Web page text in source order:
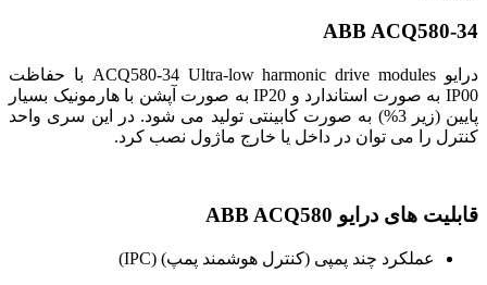
ABB ACQ580-34
درایو ACQ580-34 Ultra-low harmonic drive modules با حفاظت
IP00 به صورت استاندارد و IP20 به صورت آپشن با هارمونیک بسیار
پایین (زیر 3%) به صورت کابینتی تولید می شود. در این سری واحد
کنترل را می توان در داخل یا خارج ماژول نصب کرد.
قابلیت های درایو ABB ACQ580
عملکرد چند پمپی (کنترل هوشمند پمپ) (IPC)